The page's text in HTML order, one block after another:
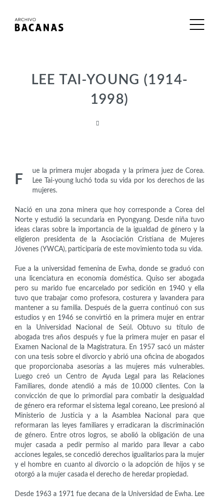
LEE TAI-YOUNG (1914-
1998)
F
ue la primera mujer abogada y la primera juez de Corea.
Lee Tai-young luchó toda su vida por los derechos de las
mujeres.
Nació en una zona minera que hoy corresponde a Corea del
Norte y estudió la secundaria en Pyongyang. Desde niña tuvo
ideas claras sobre la importancia de la igualdad de género y la
eligieron presidenta de la Asociación Cristiana de Mujeres
Jóvenes (YWCA), participaría de este movimiento toda su vida.
Fue a la universidad femenina de Ewha, donde se graduó con
una licenciatura en economía doméstica. Quiso ser abogada
pero su marido fue encarcelado por sedición en 1940 y ella
tuvo que trabajar como profesora, costurera y lavandera para
mantener a su familia. Después de la guerra continuó con sus
estudios y en 1946 se convirtió en la primera mujer en entrar
en la Universidad Nacional de Seúl. Obtuvo su título de
abogada tres años después y fue la primera mujer en pasar el
Examen Nacional de la Magistratura. En 1957 sacó un máster
con una tesis sobre el divorcio y abrió una oficina de abogados
que proporcionaba asesorías a las mujeres más vulnerables.
Luego creó un Centro de Ayuda Legal para las Relaciones
Familiares, donde atendió a más de 10.000 clientes. Con la
convicción de que lo primordial para combatir la desigualdad
de género era reformar el sistema legal coreano, Lee presionó al
Ministerio de Justicia y a la Asamblea Nacional para que
reformaran las leyes familiares y erradicaran la discriminación
de género. Entre otros logros, se abolió la obligación de una
mujer casada a pedir permiso al marido para llevar a cabo
acciones legales, se concedió derechos igualitarios para la mujer
y el hombre en cuanto al divorcio o la adopción de hijos y se
otorgó a la mujer casada el derecho de heredar propiedad.
Desde 1963 a 1971 fue decana de la Universidad de Ewha. Lee